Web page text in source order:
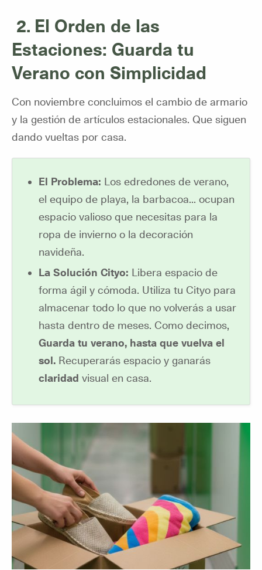
2. El Orden de las
Estaciones: Guarda tu
Verano con Simplicidad
Con noviembre concluimos el cambio de armario
y la gestión de artículos estacionales. Que siguen
dando vueltas por casa.
El Problema: Los edredones de verano,
el equipo de playa, la barbacoa... ocupan
espacio valioso que necesitas para la
ropa de invierno o la decoración
navideña.
La Solución Cityo: Libera espacio de
forma ágil y cómoda. Utiliza tu Cityo para
almacenar todo lo que no volverás a usar
hasta dentro de meses. Como decimos,
Guarda tu verano, hasta que vuelva el
sol. Recuperarás espacio y ganarás
claridad visual en casa.